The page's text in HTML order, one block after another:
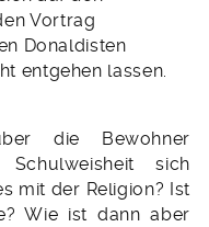
Vortrag
Donaldisten
entgehen lassen.
die Bewohner
sich
mit der Religion? Ist
Wie ist dann aber